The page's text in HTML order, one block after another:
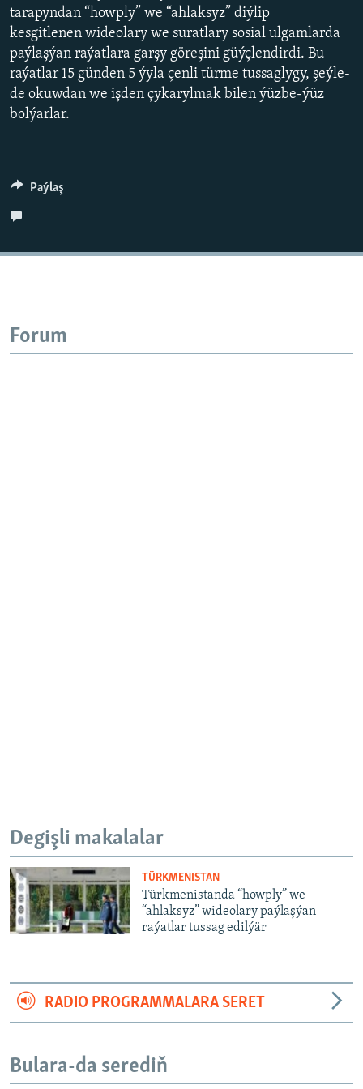
tarapyndan “howply” we “ahlaksyz” diýlip
kesgitlenen wideolary we suratlary sosial ulgamlarda
paýlaşýan raýatlara garşy göreşini güýçlendirdi. Bu
raýatlar 15 günden 5 ýyla çenli türme tussaglygy, şeýle-
de okuwdan we işden çykarylmak bilen ýüzbe-ýüz
bolýarlar.
Paýlaş
Forum
Degişli makalalar
TÜRKMENISTAN
Türkmenistanda “howply” we
“ahlaksyz” wideolary paýlaşýan
raýatlar tussag edilýär
RADIO PROGRAMMALARA SERET
Bulara-da serediň